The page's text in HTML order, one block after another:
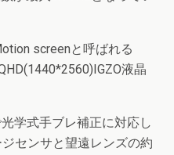
screenと呼ばれる
液晶
学式手ブレ補正に対応し
センサと望遠レンズの約